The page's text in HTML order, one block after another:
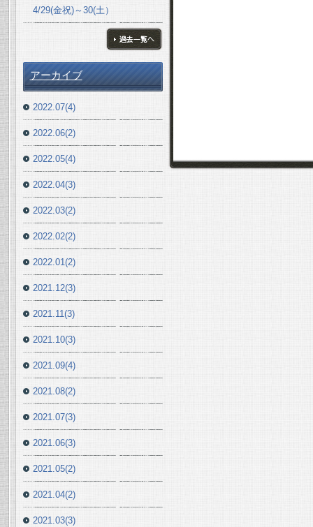
4/29(金祝)～30(土）
アーカイブ
2022.07(4)
2022.06(2)
2022.05(4)
2022.04(3)
2022.03(2)
2022.02(2)
2022.01(2)
2021.12(3)
2021.11(3)
2021.10(3)
2021.09(4)
2021.08(2)
2021.07(3)
2021.06(3)
2021.05(2)
2021.04(2)
2021.03(3)